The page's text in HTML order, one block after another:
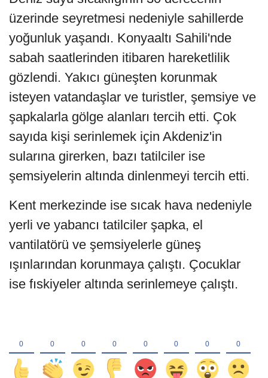
üzerinde seyretmesi nedeniyle sahillerde
yoğunluk yaşandı. Konyaaltı Sahili'nde
sabah saatlerinden itibaren hareketlilik
gözlendi. Yakıcı güneşten korunmak
isteyen vatandaşlar ve turistler, şemsiye ve
şapkalarla gölge alanları tercih etti. Çok
sayıda kişi serinlemek için Akdeniz'in
sularına girerken, bazı tatilciler ise
şemsiyelerin altında dinlenmeyi tercih etti.
Kent merkezinde ise sıcak hava nedeniyle
yerli ve yabancı tatilciler şapka, el
vantilatörü ve şemsiyelerle güneş
ışınlarından korunmaya çalıştı. Çocuklar
ise fıskiyeler altında serinlemeye çalıştı.